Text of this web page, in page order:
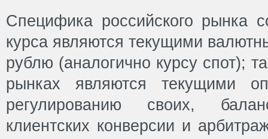
Специфика российского рынка
курса являются текущими
рублю (аналогично курсу спот);
рынках являются текущими
регулированию своих,
клиентских конверсии и